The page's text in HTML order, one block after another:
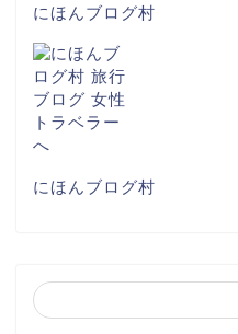
にほんブログ村
にほんブログ村